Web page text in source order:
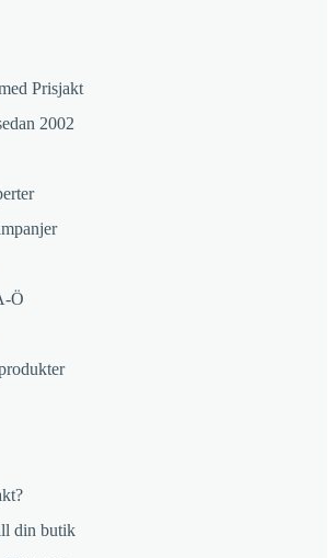
Prisjakt
2002
Ö
din butik